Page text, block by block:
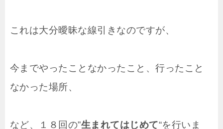
これは大分曖昧な線引きなのですが、
今までやったことなかったこと、行ったこと
なかった場所、
など、１８回の”生まれてはじめて“を行いま